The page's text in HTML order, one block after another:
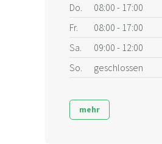
Do.
08:00 - 17:00
Fr.
08:00 - 17:00
Sa.
09:00 - 12:00
So.
geschlossen
mehr